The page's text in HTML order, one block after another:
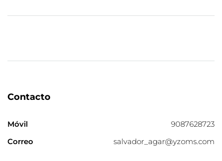
Contacto
Móvil
9087628723
Correo
salvador_agar@yzoms.com